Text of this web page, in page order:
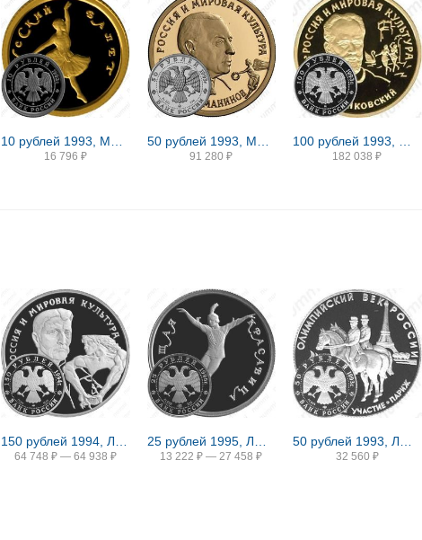
16 796 ₽ 91 280 ₽ 182 038 ₽
64 748 ₽ — 64 938 ₽ 13 222 ₽ — 27 458 ₽ 32 560 ₽